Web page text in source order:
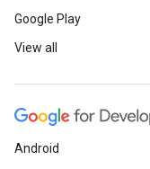
Google Play
View all
Android